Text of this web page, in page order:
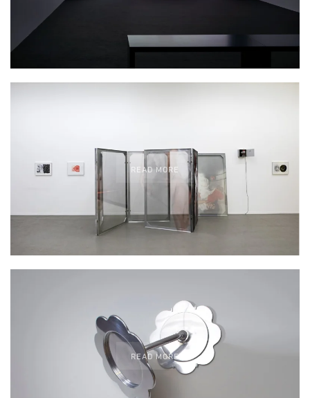
READ MORE
READ MORE